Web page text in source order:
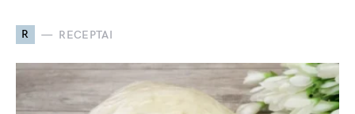
R RECEPTAI